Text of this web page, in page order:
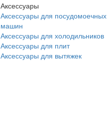
Аксессуары
Аксессуары для посудомоечных
машин
Аксессуары для холодильников
Аксессуары для плит
Аксессуары для вытяжек